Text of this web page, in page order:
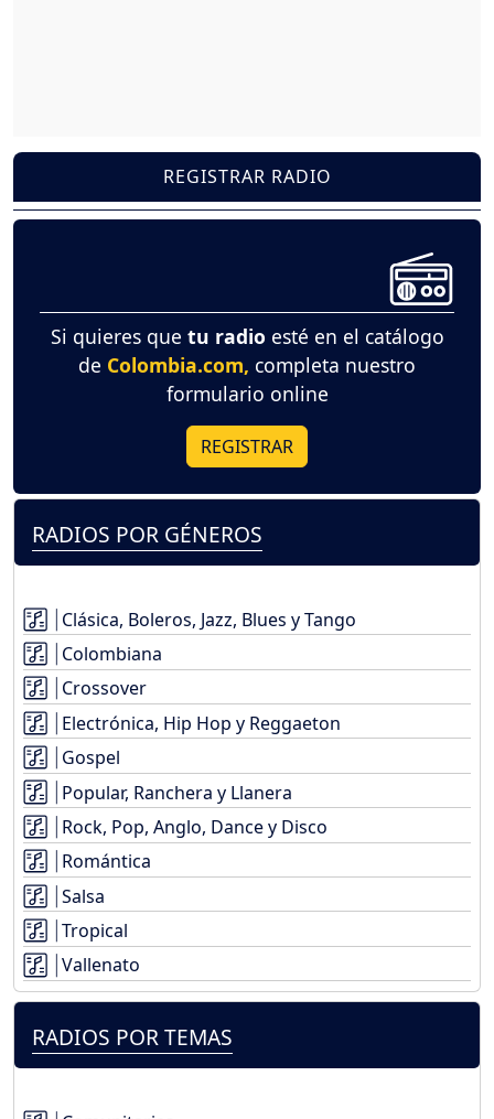
REGISTRAR RADIO
Si quieres que tu radio esté en el catálogo
de Colombia.com, completa nuestro
formulario online
REGISTRAR
RADIOS POR GÉNEROS
Clásica, Boleros, Jazz, Blues y Tango
Colombiana
Crossover
Electrónica, Hip Hop y Reggaeton
Gospel
Popular, Ranchera y Llanera
Rock, Pop, Anglo, Dance y Disco
Romántica
Salsa
Tropical
Vallenato
RADIOS POR TEMAS